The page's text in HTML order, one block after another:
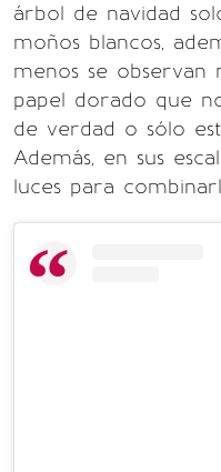
árbol de navidad
moños blancos,
menos se observan
papel dorado que
de verdad o sólo
Además, en sus
luces para